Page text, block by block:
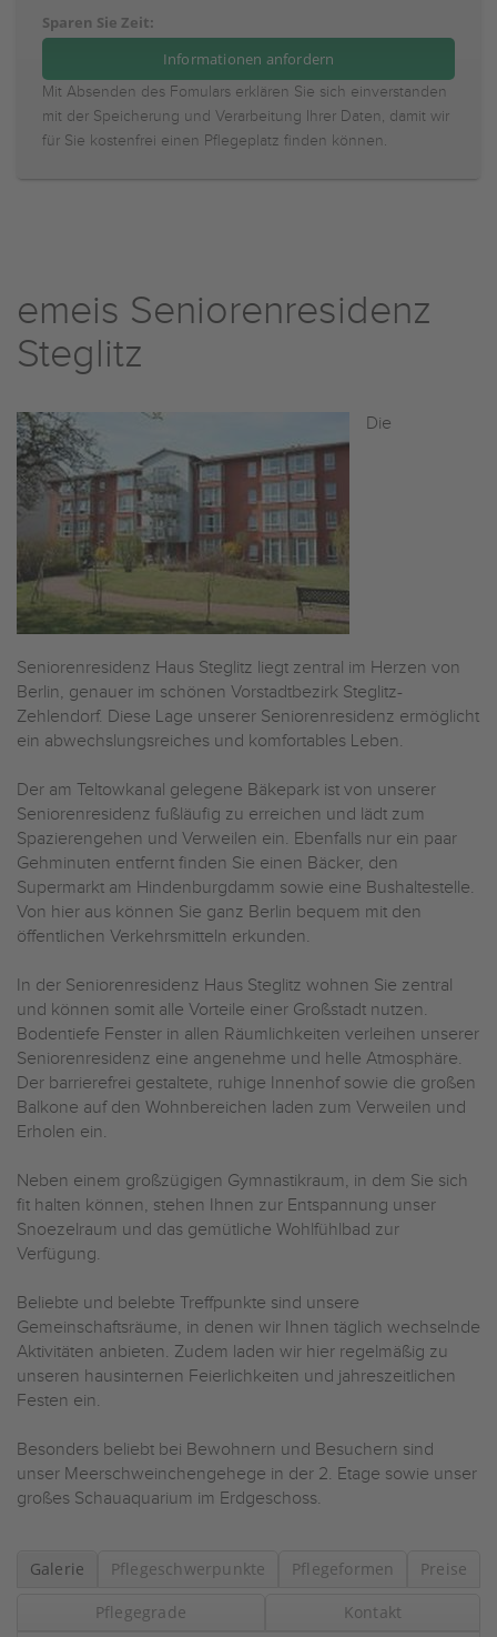
Sparen Sie Zeit:
Mit Absenden des Fomulars erklären Sie sich einverstanden
mit der Speicherung und Verarbeitung Ihrer Daten, damit wir
für Sie kostenfrei einen Pflegeplatz finden können.
emeis Seniorenresidenz
Steglitz
Die
Seniorenresidenz Haus Steglitz liegt zentral im Herzen von
Berlin, genauer im schönen Vorstadtbezirk Steglitz-
Zehlendorf. Diese Lage unserer Seniorenresidenz ermöglicht
ein abwechslungsreiches und komfortables Leben.
Der am Teltowkanal gelegene Bäkepark ist von unserer
Seniorenresidenz fußläufig zu erreichen und lädt zum
Spazierengehen und Verweilen ein. Ebenfalls nur ein paar
Gehminuten entfernt finden Sie einen Bäcker, den
Supermarkt am Hindenburgdamm sowie eine Bushaltestelle.
Von hier aus können Sie ganz Berlin bequem mit den
öffentlichen Verkehrsmitteln erkunden.
In der Seniorenresidenz Haus Steglitz wohnen Sie zentral
und können somit alle Vorteile einer Großstadt nutzen.
Bodentiefe Fenster in allen Räumlichkeiten verleihen unserer
Seniorenresidenz eine angenehme und helle Atmosphäre.
Der barrierefrei gestaltete, ruhige Innenhof sowie die großen
Balkone auf den Wohnbereichen laden zum Verweilen und
Erholen ein.
Neben einem großzügigen Gymnastikraum, in dem Sie sich
fit halten können, stehen Ihnen zur Entspannung unser
Snoezelraum und das gemütliche Wohlfühlbad zur
Verfügung.
Beliebte und belebte Treffpunkte sind unsere
Gemeinschaftsräume, in denen wir Ihnen täglich wechselnde
Aktivitäten anbieten. Zudem laden wir hier regelmäßig zu
unseren hausinternen Feierlichkeiten und jahreszeitlichen
Festen ein.
Besonders beliebt bei Bewohnern und Besuchern sind
unser Meerschweinchengehege in der 2. Etage sowie unser
großes Schauaquarium im Erdgeschoss.
Galerie Pflegeschwerpunkte Pflegeformen Preise
Pflegegrade Kontakt